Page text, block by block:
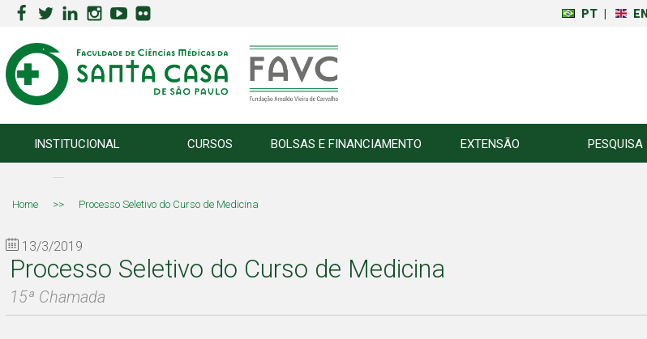
PT EN
INSTITUCIONAL CURSOS BOLSAS E FINANCIAMENTO EXTENSÃO PESQUISA
Home >> Processo Seletivo do Curso de Medicina
13/3/2019
Processo Seletivo do Curso de Medicina
15ª Chamada